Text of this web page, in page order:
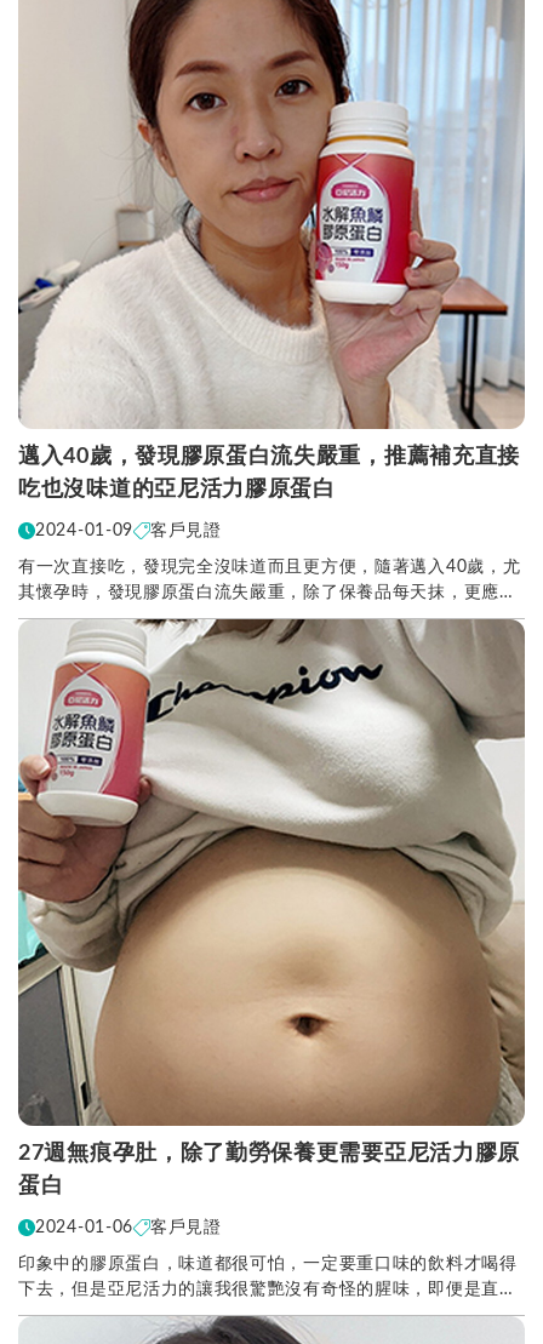
邁入40歲，發現膠原蛋白流失嚴重，推薦補充直接
吃也沒味道的亞尼活力膠原蛋白
2024-01-09 客戶見證
有一次直接吃，發現完全沒味道而且更方便，隨著邁入40歲，尤
其懷孕時，發現膠原蛋白流失嚴重，除了保養品每天抹，更應該
從裡開始補充亞尼活力膠原蛋白
27週無痕孕肚，除了勤勞保養更需要亞尼活力膠原
蛋白
2024-01-06 客戶見證
印象中的膠原蛋白，味道都很可怕，一定要重口味的飲料才喝得
下去，但是亞尼活力的讓我很驚艷沒有奇怪的腥味，即便是直接
加白開水喝我覺得也很可以，每天早晚兩湯匙真的很有...